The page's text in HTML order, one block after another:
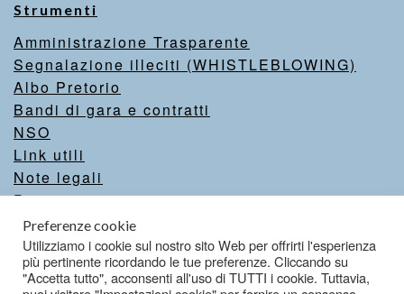
Strumenti
Amministrazione Trasparente
Segnalazione illeciti (WHISTLEBLOWING)
Albo Pretorio
Bandi di gara e contratti
NSO
Link utili
Note legali
Privacy
Intranet
Valutazione del sito
Dichiarazione di accessibilità
Preferenze cookie
Utilizziamo i cookie sul nostro sito Web per offrirti l'esperienza
più pertinente ricordando le tue preferenze. Cliccando su
"Accetta tutto", acconsenti all'uso di TUTTI i cookie. Tuttavia,